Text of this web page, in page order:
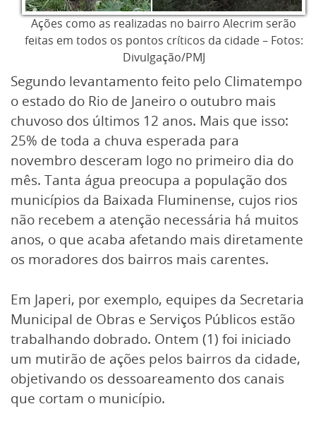
Ações como as realizadas no bairro Alecrim serão
feitas em todos os pontos críticos da cidade – Fotos:
Divulgação/PMJ
Segundo levantamento feito pelo Climatempo
o estado do Rio de Janeiro o outubro mais
chuvoso dos últimos 12 anos. Mais que isso:
25% de toda a chuva esperada para
novembro desceram logo no primeiro dia do
mês. Tanta água preocupa a população dos
municípios da Baixada Fluminense, cujos rios
não recebem a atenção necessária há muitos
anos, o que acaba afetando mais diretamente
os moradores dos bairros mais carentes.
Em Japeri, por exemplo, equipes da Secretaria
Municipal de Obras e Serviços Públicos estão
trabalhando dobrado. Ontem (1) foi iniciado
um mutirão de ações pelos bairros da cidade,
objetivando os dessoareamento dos canais
que cortam o município.